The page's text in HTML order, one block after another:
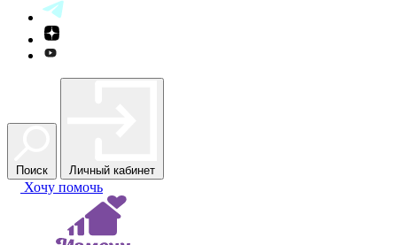
Поиск Личный кабинет
Хочу помочь